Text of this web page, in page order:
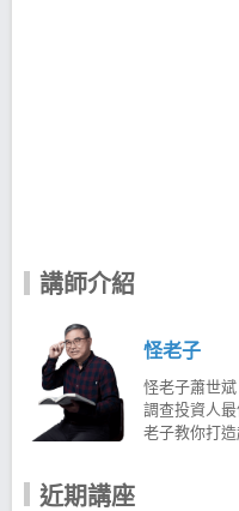
講師介紹
怪老子
怪老子蕭世
調查投資人
老子教你打
版)》、《怪
近期講座